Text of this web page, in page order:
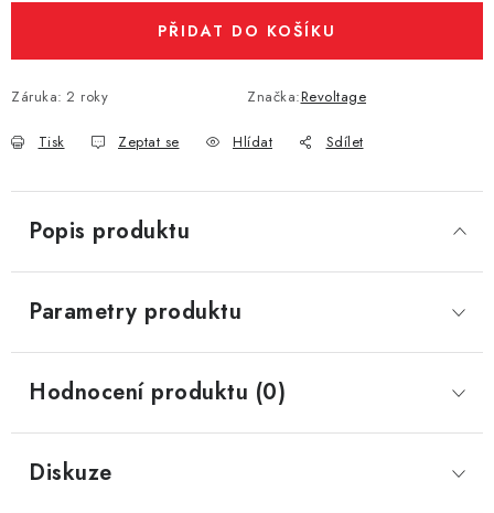
PŘIDAT DO KOŠÍKU
Záruka: 2 roky Značka:Revoltage
Tisk Zeptat se Hlídat Sdílet
Popis produktu
Parametry produktu
Hodnocení produktu (0)
Diskuze